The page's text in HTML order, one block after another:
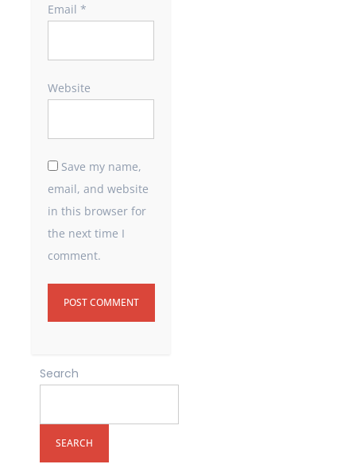
Email *
Website
Save my name,
email, and website
in this browser for
the next time I
comment.
Search
SEARCH